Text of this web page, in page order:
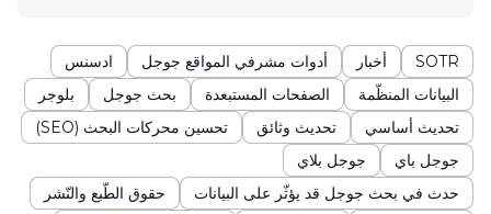
SOTR أخبار أدوات مشرفي المواقع جوجل
ادسنس
البيانات المنظّمة
الصفحات المستبعدة بحث جوجل
بلوجر
تحديث أساسي
تحديث وثائق
تحسين محركات البحث (SEO)
جوجل باي
جوجل بلاي
حدث في بحث جوجل قد يؤثّر على البيانات
حقوق الطّبع والنّشر